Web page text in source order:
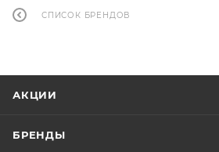
СПИСОК БРЕНДОВ
АКЦИИ
БРЕНДЫ